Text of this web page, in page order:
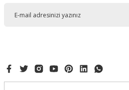
KAR TANESİ ENJEKTÖRLÜ 3LÜ KALIBI